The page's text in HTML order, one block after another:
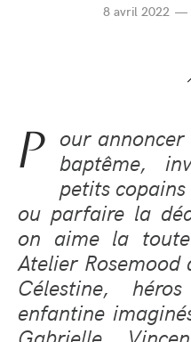
8 avril 2022
P our annoncer
baptême,
petits
ou parfaire la
on aime la
Atelier Rosemood
Célestine,
enfantine